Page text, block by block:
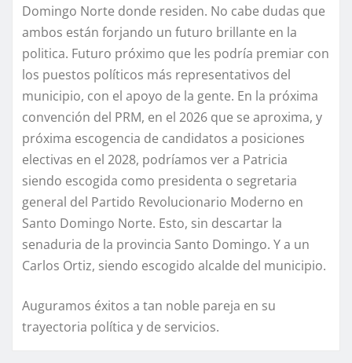
Domingo Norte donde residen. No cabe dudas que
ambos están forjando un futuro brillante en la
politica. Futuro próximo que les podría premiar con
los puestos políticos más representativos del
municipio, con el apoyo de la gente. En la próxima
convención del PRM, en el 2026 que se aproxima, y
próxima escogencia de candidatos a posiciones
electivas en el 2028, podríamos ver a Patricia
siendo escogida como presidenta o segretaria
general del Partido Revolucionario Moderno en
Santo Domingo Norte. Esto, sin descartar la
senaduria de la provincia Santo Domingo. Y a un
Carlos Ortiz, siendo escogido alcalde del municipio.
Auguramos éxitos a tan noble pareja en su
trayectoria política y de servicios.